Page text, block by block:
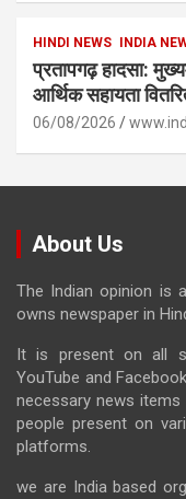
HINDI NEWS INDIA
प्रतापगढ़ हादसा:
आर्थिक सहायता
06/08/2026
About Us
The Indian opinion is
owns newspaper in
It is present on all
YouTube and
necessary news
people present on
platforms.
we are India based